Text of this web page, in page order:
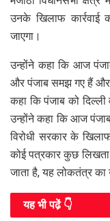
उनके खिलाफ कार्रवाई
जाएगा।
उन्होंने कहा कि आज
और पंजाब समझ गए हैं और
कहा कि पंजाब को दिल्ली
उन्होंने कहा कि आज
विरोधी सरकार के
कोई पत्रकार कुछ
जाता है, यह लोकतंत्र
यह भी पढे़ं 👇